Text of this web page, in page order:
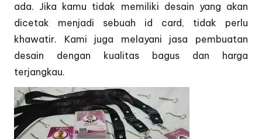
ada. Jika kamu tidak memiliki desain yang akan
dicetak menjadi sebuah id card, tidak perlu
khawatir. Kami juga melayani jasa pembuatan
desain dengan kualitas bagus dan harga
terjangkau.